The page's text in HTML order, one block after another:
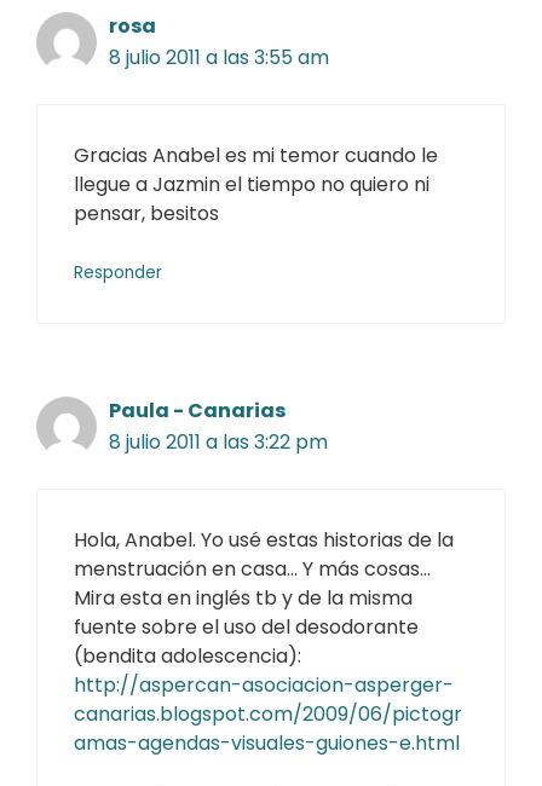
rosa
8 julio 2011 a las 3:55 am
Gracias Anabel es mi temor cuando le
llegue a Jazmin el tiempo no quiero ni
pensar, besitos
Responder
Paula - Canarias
8 julio 2011 a las 3:22 pm
Hola, Anabel. Yo usé estas historias de la
menstruación en casa… Y más cosas…
Mira esta en inglés tb y de la misma
fuente sobre el uso del desodorante
(bendita adolescencia):
http://aspercan-asociacion-asperger-
canarias.blogspot.com/2009/06/pictogr
amas-agendas-visuales-guiones-e.html